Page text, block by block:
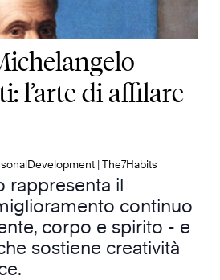
l’arte di affilare
|The7Habits
rappresenta il
continuo
corpo e spirito - e
sostiene creatività